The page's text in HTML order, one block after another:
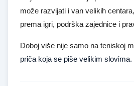
može razvijati i van velikih
prema igri, podrška zajednice i
Doboj više nije samo na teniskoj
priča koja se piše velikim slovima.